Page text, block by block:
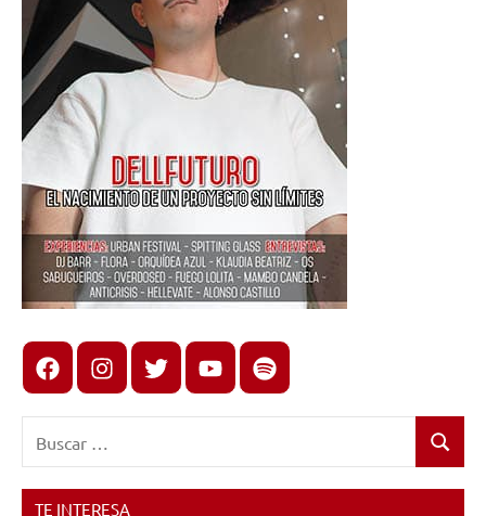
FacebookInstagram
X youtubespotify
Buscar
TE INTERESA